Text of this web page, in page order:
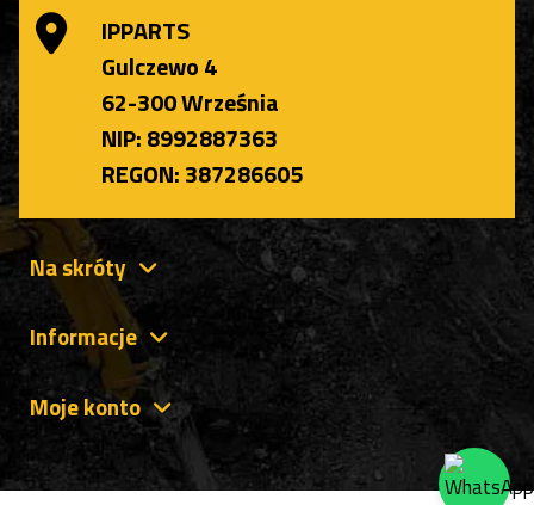
IPPARTS
Gulczewo 4
62-300 Września
NIP: 8992887363
REGON: 387286605
Na skróty
Informacje
Moje konto